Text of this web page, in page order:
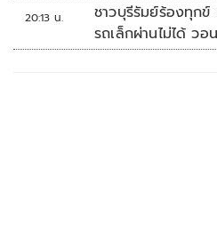
20:13 น.
ชาวบุรีรัมย์ร้องทุกข์
รถเล็กผ่านไม่ได้ วอ